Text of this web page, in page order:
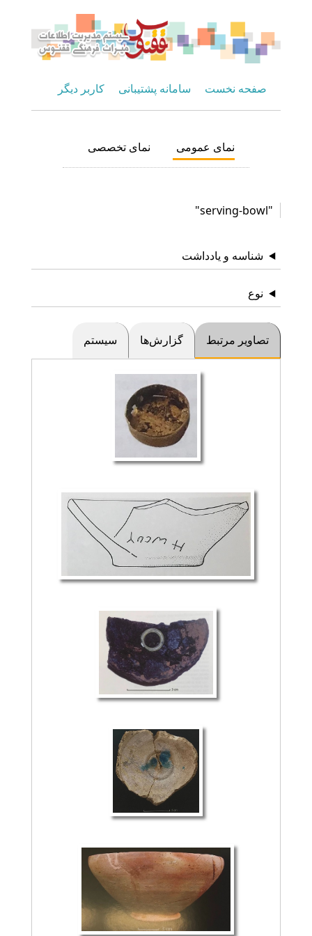
صفحه نخست سامانه پشتیبانی کاربر دیگر
نمای عمومی نمای تخصصی
"serving-bowl"
شناسه و یادداشت
نوع
تصاویر مرتبط گزارش‌ها سیستم